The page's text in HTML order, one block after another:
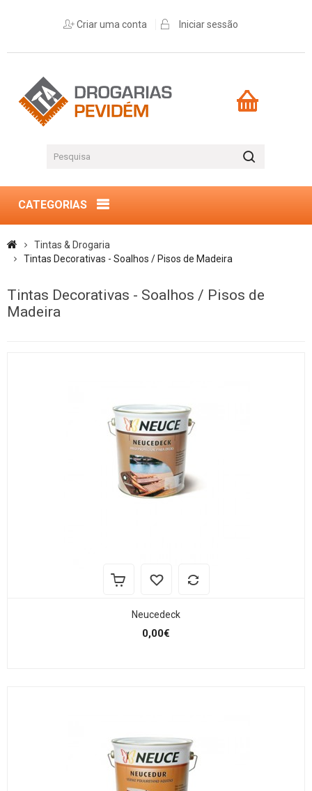
Criar uma conta Iniciar sessão
CATEGORIAS
Tintas & Drogaria
Tintas Decorativas - Soalhos / Pisos de Madeira
Tintas Decorativas - Soalhos / Pisos de
Madeira
Neucedeck
0,00€